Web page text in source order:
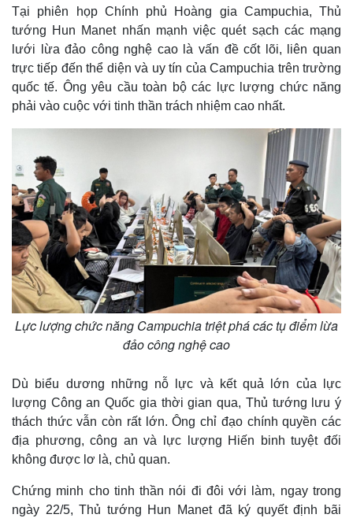
Tại phiên họp Chính phủ Hoàng gia Campuchia, Thủ
tướng Hun Manet nhấn mạnh việc quét sạch các mạng
lưới lừa đảo công nghệ cao là vấn đề cốt lõi, liên quan
trực tiếp đến thể diện và uy tín của Campuchia trên trường
quốc tế. Ông yêu cầu toàn bộ các lực lượng chức năng
phải vào cuộc với tinh thần trách nhiệm cao nhất.
Lực lượng chức năng Campuchia triệt phá các tụ điểm lừa
đảo công nghệ cao
Dù biểu dương những nỗ lực và kết quả lớn của lực
lượng Công an Quốc gia thời gian qua, Thủ tướng lưu ý
thách thức vẫn còn rất lớn. Ông chỉ đạo chính quyền các
địa phương, công an và lực lượng Hiến binh tuyệt đối
không được lơ là, chủ quan.
Chứng minh cho tinh thần nói đi đôi với làm, ngay trong
ngày 22/5, Thủ tướng Hun Manet đã ký quyết định bãi